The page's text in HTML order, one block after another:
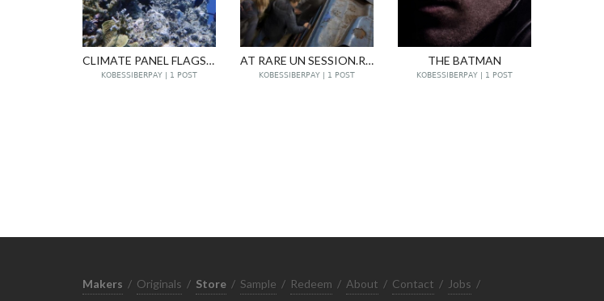
CLIMATE PANEL FLAGS GREAT BARRIER REEF DEVASTATION
KOBESSIBERPAY | 1 POST
AT RARE UN SESSION.RUSSIA
KOBESSIBERPAY | 1 POST
THE BATMAN
KOBESSIBERPAY | 1 POST
Makers / Originals / Store / Sample / Redeem / About / Contact / Jobs /